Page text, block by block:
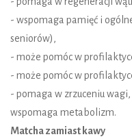
- wspomaga pamięć i
seniorów),
- może pomóc w
- może pomóc w
- pomaga w zrzuceniu
wspomaga metabolizm.
Matcha zamiast kawy